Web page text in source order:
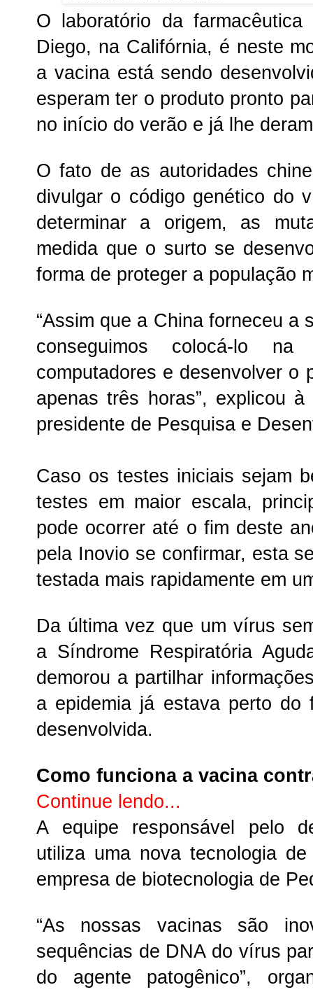
O laboratório da
Diego, na Califórnia, é neste
a vacina está sendo
esperam ter o produto pronto
no início do verão e já lhe
O fato de as autoridades
divulgar o código genético do
determinar a origem, as
medida que o surto se
forma de proteger a população
“Assim que a China forneceu a
conseguimos colocá-lo
computadores e desenvolver o
apenas três horas”, explicou
presidente de Pesquisa e
Caso os testes iniciais sejam
testes em maior escala,
pode ocorrer até o fim deste
pela Inovio se confirmar, esta
testada mais rapidamente em
Da última vez que um vírus
a Síndrome Respiratória
demorou a partilhar
a epidemia já estava perto do
desenvolvida.
Como funciona a vacina
Continue lendo...
A equipe responsável pelo
utiliza uma nova tecnologia
empresa de biotecnologia de
“As nossas vacinas são
sequências de DNA do vírus
do agente patogênico”,